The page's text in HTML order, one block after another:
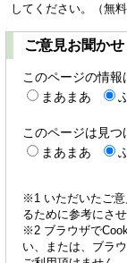
してください。（無料
ご意見お聞か
このページの情報
まあまあ
このページは見つ
まあまあ
※1 いただいたご意
るために参考にさ
※2 ブラウザで
い、または、ブラ